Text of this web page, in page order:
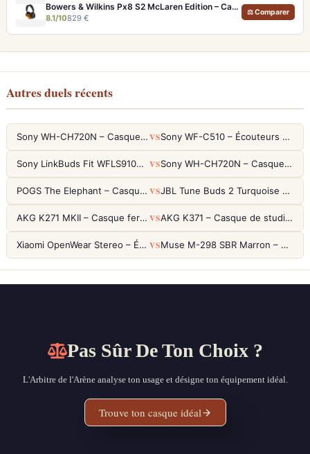
Bowers & Wilkins Px8 S2 McLaren Edition – Casque ANC hi-fi luxe et son de référence
8.1/10829 €
⚖ Comparer
Autres duels récents
Sony WH-CH720N – Casque ANC 35h, Ultra-léger (192g) avec Processeur V1 VS Sony WF-C510 – Écouteurs True Wireless compacts, autonomie 22h et multipoint
Sony LinkBuds Fit WFLS910NW Blanc – Écouteurs Sport Ailes ANC VS Sony WH-CH720N – Casque ANC 35h, Ultra-léger (192g) avec Processeur V1
POGS The Elephant – Casque Filaire Enfants 85dB POGS-Safe™ (Éco-Responsable) VS JBL Tune Buds 2 Turquoise – Écouteurs True Wireless avec ANC et autonomie 48h
AKG K271 MKII – Casque fermé studio fiable pour une écoute neutre VS AKG K371 – Casque de studio fermé 50mm titane, réponse 5Hz-50kHz
Xiaomi OpenWear Stereo – Écouteurs Open-Ear Hi-Res avec réduction de fuite sonore VS Muse M-298 SBR Marron – Casque Bluetooth ANC avec 66h d'autonomie
Pas Sûr De Ton Choix ?
L'Arbitre de l'Arène analyse ton usage et désigne ton équipement idéal.
Trouve ton casque idéal